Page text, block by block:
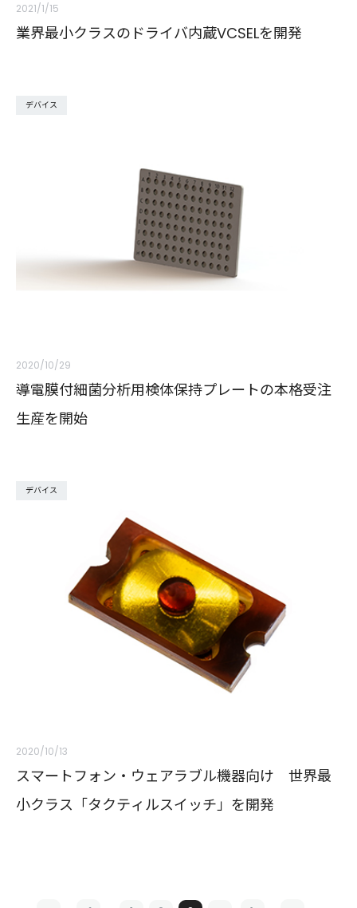
2021/1/15
業界最小クラスのドライバ内蔵VCSELを開発
デバイス
2020/10/29
導電膜付細菌分析用検体保持プレートの本格受注
生産を開始
デバイス
2020/10/13
スマートフォン・ウェアラブル機器向け 世界最
小クラス「タクティルスイッチ」を開発